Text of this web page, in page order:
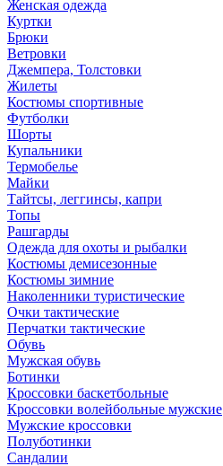
Женская одежда
Куртки
Брюки
Ветровки
Джемпера, Толстовки
Жилеты
Костюмы спортивные
Футболки
Шорты
Купальники
Термобелье
Майки
Тайтсы, леггинсы, капри
Топы
Рашгарды
Одежда для охоты и рыбалки
Костюмы демисезонные
Костюмы зимние
Наколенники туристические
Очки тактические
Перчатки тактические
Обувь
Мужская обувь
Ботинки
Кроссовки баскетбольные
Кроссовки волейбольные мужские
Мужские кроссовки
Полуботинки
Сандалии